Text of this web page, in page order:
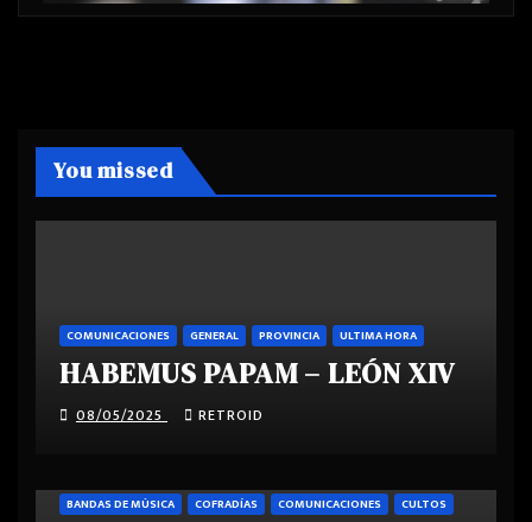
You missed
COMUNICACIONES GENERAL PROVINCIA ULTIMA HORA
HABEMUS PAPAM – LEÓN XIV
08/05/2025 RETROID
BANDAS DE MÚSICA COFRADÍAS COMUNICACIONES
CULTOS